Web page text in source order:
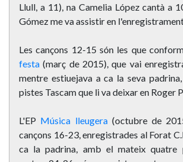
Llull, a 11), na Camelia López cantà a
Gómez me va assistir en
Les cançons 12-15 són les que
festa (març de 2015), que vai
mentre estiuejava a ca la seva
pistes Tascam que li va deixar en Roger
L'EP Música lleugera(octubre de
cançons 16-23, enregistrades al Forat
ca la padrina, amb el mateix quatre